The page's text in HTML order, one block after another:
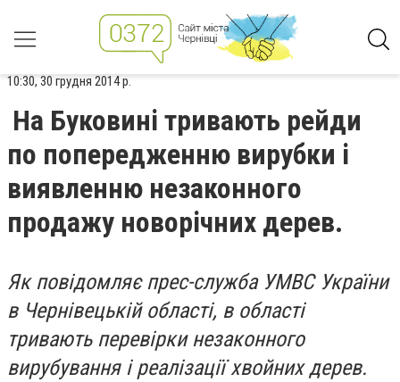
10:30, 30 грудня 2014 р.
На Буковині тривають рейди
по попередженню вирубки і
виявленню незаконного
продажу новорічних дерев.
Як повідомляє прес-служба УМВС України
в Чернівецькій області, в області
тривають перевірки незаконного
вирубування і реалізації хвойних дерев.